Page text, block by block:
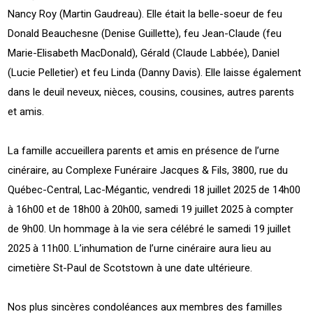
Nancy Roy (Martin Gaudreau). Elle était la belle-soeur de feu
Donald Beauchesne (Denise Guillette), feu Jean-Claude (feu
Marie-Elisabeth MacDonald), Gérald (Claude Labbée), Daniel
(Lucie Pelletier) et feu Linda (Danny Davis). Elle laisse également
dans le deuil neveux, nièces, cousins, cousines, autres parents
et amis.
La famille accueillera parents et amis en présence de l’urne
cinéraire, au Complexe Funéraire Jacques & Fils, 3800, rue du
Québec-Central, Lac-Mégantic, vendredi 18 juillet 2025 de 14h00
à 16h00 et de 18h00 à 20h00, samedi 19 juillet 2025 à compter
de 9h00. Un hommage à la vie sera célébré le samedi 19 juillet
2025 à 11h00. L’inhumation de l’urne cinéraire aura lieu au
cimetière St-Paul de Scotstown à une date ultérieure.
Nos plus sincères condoléances aux membres des familles